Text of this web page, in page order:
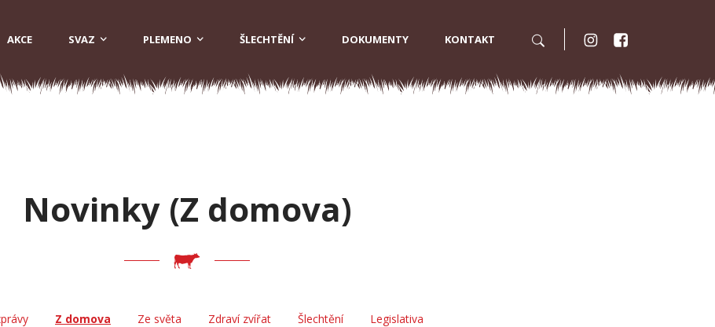
AKCE SVAZ PLEMENO ŠLECHTĚNÍ DOKUMENTY KONTAKT
Novinky (Z domova)
Z domova Ze světa Zdraví zvířat Šlechtění Legislativa